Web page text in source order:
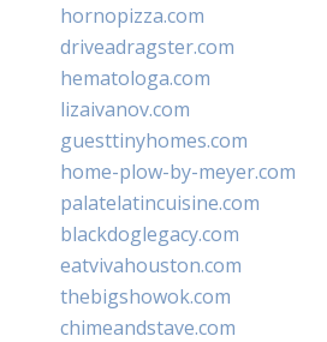
hornopizza.com
driveadragster.com
hematologa.com
lizaivanov.com
guesttinyhomes.com
home-plow-by-meyer.com
palatelatincuisine.com
blackdoglegacy.com
eatvivahouston.com
thebigshowok.com
chimeandstave.com